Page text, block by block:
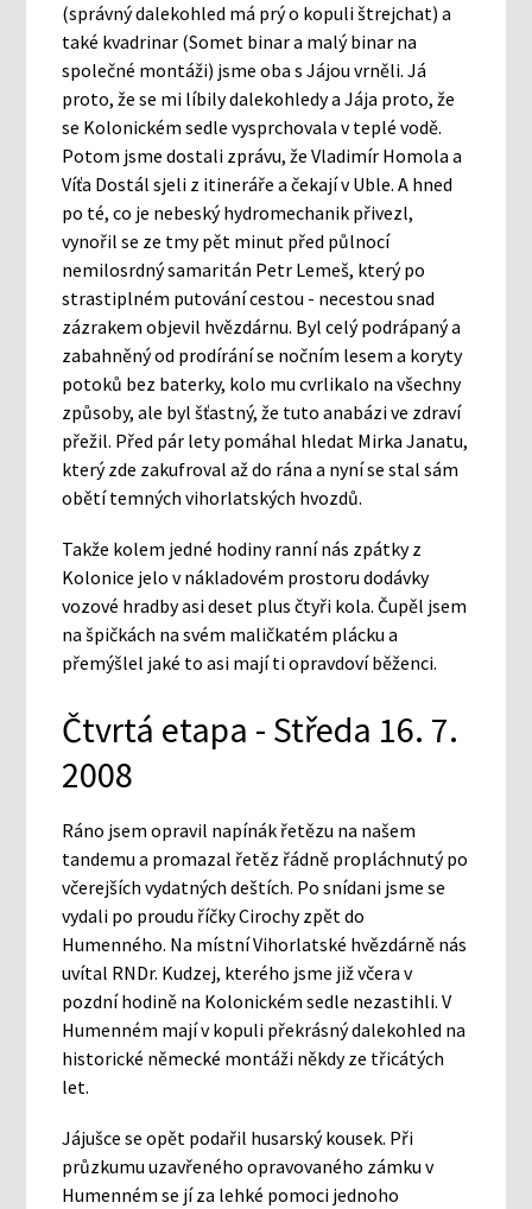
(správný dalekohled má prý o kopuli štrejchat) a
také kvadrinar (Somet binar a malý binar na
společné montáži) jsme oba s Jájou vrněli. Já
proto, že se mi líbily dalekohledy a Jája proto, že
se Kolonickém sedle vysprchovala v teplé vodě.
Potom jsme dostali zprávu, že Vladimír Homola a
Víťa Dostál sjeli z itineráře a čekají v Uble. A hned
po té, co je nebeský hydromechanik přivezl,
vynořil se ze tmy pět minut před půlnocí
nemilosrdný samaritán Petr Lemeš, který po
strastiplném putování cestou - necestou snad
zázrakem objevil hvězdárnu. Byl celý podrápaný a
zabahněný od prodírání se nočním lesem a koryty
potoků bez baterky, kolo mu cvrlikalo na všechny
způsoby, ale byl šťastný, že tuto anabázi ve zdraví
přežil. Před pár lety pomáhal hledat Mirka Janatu,
který zde zakufroval až do rána a nyní se stal sám
obětí temných vihorlatských hvozdů.
Takže kolem jedné hodiny ranní nás zpátky z
Kolonice jelo v nákladovém prostoru dodávky
vozové hradby asi deset plus čtyři kola. Čupěl jsem
na špičkách na svém maličkatém plácku a
přemýšlel jaké to asi mají ti opravdoví běženci.
Čtvrtá etapa - Středa 16. 7.
2008
Ráno jsem opravil napínák řetězu na našem
tandemu a promazal řetěz řádně propláchnutý po
včerejších vydatných deštích. Po snídani jsme se
vydali po proudu říčky Cirochy zpět do
Humenného. Na místní Vihorlatské hvězdárně nás
uvítal RNDr. Kudzej, kterého jsme již včera v
pozdní hodině na Kolonickém sedle nezastihli. V
Humenném mají v kopuli překrásný dalekohled na
historické německé montáži někdy ze třicátých
let.
Jájušce se opět podařil husarský kousek. Při
průzkumu uzavřeného opravovaného zámku v
Humenném se jí za lehké pomoci jednoho